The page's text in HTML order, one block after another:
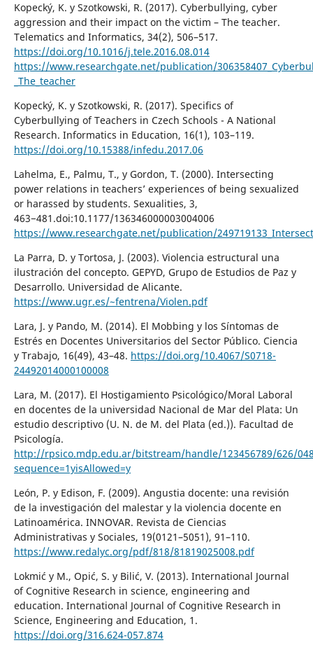
Kopecký, K. y Szotkowski, R. (2017). Cyberbullying, cyber
aggression and their impact on the victim – The teacher.
Telematics and Informatics, 34(2), 506–517.
https://doi.org/10.1016/j.tele.2016.08.014
https://www.researchgate.net/publication/
_The_teacher
Kopecký, K. y Szotkowski, R. (2017). Specifics of
Cyberbullying of Teachers in Czech Schools - A National
Research. Informatics in Education, 16(1), 103–119.
https://doi.org/10.15388/infedu.2017.06
Lahelma, E., Palmu, T., y Gordon, T. (2000). Intersecting
power relations in teachers’ experiences of being sexualized
or harassed by students. Sexualities, 3,
463−481.doi:10.1177/136346000003004006
https://www.researchgate.net/publication/
La Parra, D. y Tortosa, J. (2003). Violencia estructural una
ilustración del concepto. GEPYD, Grupo de Estudios de Paz y
Desarrollo. Universidad de Alicante.
https://www.ugr.es/~fentrena/Violen.pdf
Lara, J. y Pando, M. (2014). El Mobbing y los Síntomas de
Estrés en Docentes Universitarios del Sector Público. Ciencia
y Trabajo, 16(49), 43–48. https://doi.org/10.4067/S0718-
24492014000100008
Lara, M. (2017). El Hostigamiento Psicológico/Moral Laboral
en docentes de la universidad Nacional de Mar del Plata: Un
estudio descriptivo (U. N. de M. del Plata (ed.)). Facultad de
Psicología.
http://rpsico.mdp.edu.ar/bitstream/handle/123456789/626/
sequence=1yisAllowed=y
León, P. y Edison, F. (2009). Angustia docente: una revisión
de la investigación del malestar y la violencia docente en
Latinoamérica. INNOVAR. Revista de Ciencias
Administrativas y Sociales, 19(0121–5051), 91–110.
https://www.redalyc.org/pdf/818/81819025008.pdf
Lokmić y M., Opić, S. y Bilić, V. (2013). International Journal
of Cognitive Research in science, engineering and
education. International Journal of Cognitive Research in
Science, Engineering and Education, 1.
https://doi.org/316.624-057.874